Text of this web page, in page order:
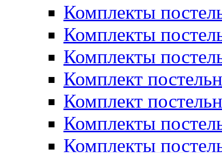
Комплекты
Комплекты
Комплекты
Комплект
Комплект
Комплекты
Комплекты